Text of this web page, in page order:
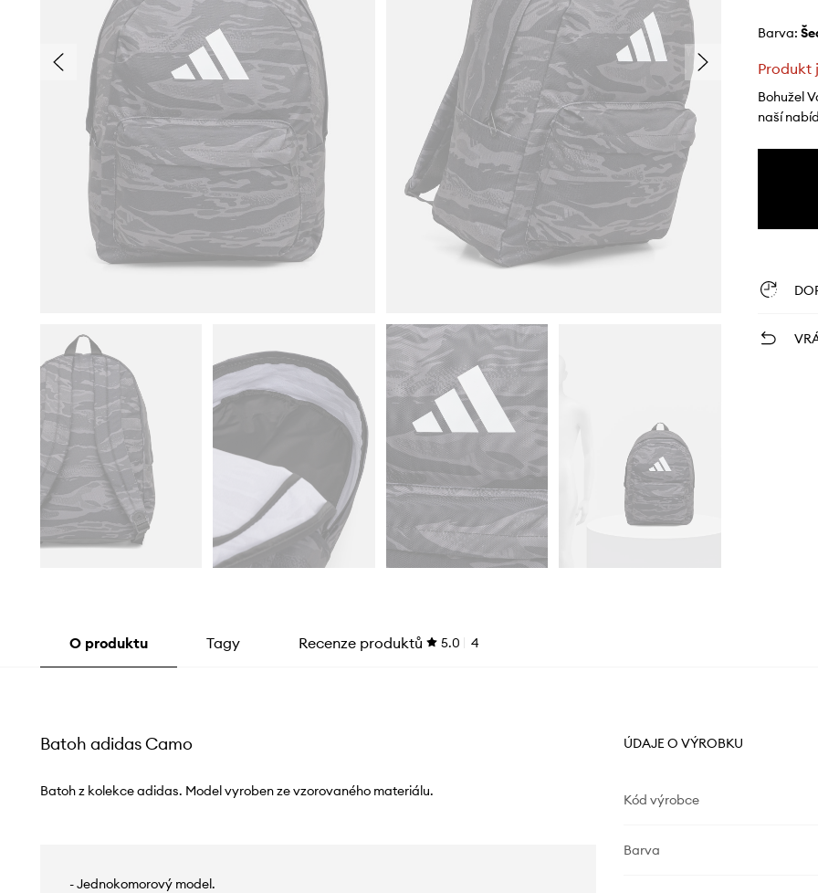
Barva:
Produkt
Bohužel
naší
O produktu Tagy Recenze produktů 5.0 4
Batoh adidas Camo
Batoh z kolekce adidas. Model vyroben ze vzorovaného materiálu.
- Jednokomorový model.
ÚDAJE O VÝROBKU
Kód výrobce
Barva